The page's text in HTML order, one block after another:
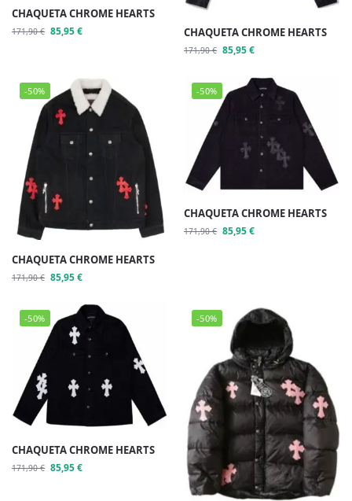
CHAQUETA CHROME HEARTS
171,90€ 85,95€ CHAQUETA CHROME HEARTS
171,90€ 85,95€
-50%
CHAQUETA CHROME HEARTS
171,90€ 85,95€
-50%
CHAQUETA CHROME HEARTS
171,90€ 85,95€
-50%
CHAQUETA CHROME HEARTS
171,90€ 85,95€
-50%